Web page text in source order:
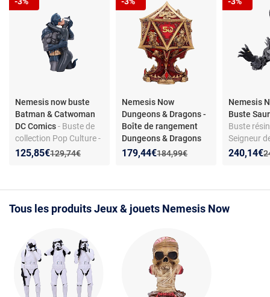
Nemesis now buste
Batman & Catwoman
DC Comics- Buste de
collection Pop Culture -
Résine haut de gamme
Ancien prix :
129,74€
Nouveau prix :
125,85€
Réduction de :
Nemesis Now
Dungeons & Dragons -
Boîte de rangement
Dungeons & Dragons
50th Anniversary
Ancien prix :
184,99€
Nouveau prix :
179,44€
Réduction de :
Nemesis
Buste
Buste
Seigneur
Peint main
Nouveau
240,14€
Tous les produits Jeux & jouets Nemesis Now